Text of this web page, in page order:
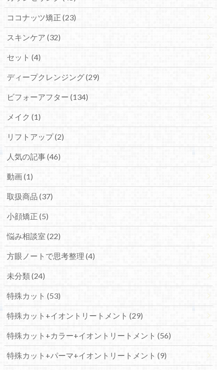
ココナッツ矯正 (23)
スキンケア (32)
セット (4)
ディープクレンジング (29)
ビフォーアフター (134)
メイク (1)
リフトアップ (2)
人気の記事 (46)
動画 (1)
取扱商品 (37)
小顔矯正 (5)
悩み相談室 (22)
方眼ノートで思考整理 (4)
未分類 (24)
特殊カット (53)
特殊カット+イオントリートメント (29)
特殊カット+カラー+イオントリートメント (56)
特殊カット+パーマ+イオントリートメント (9)